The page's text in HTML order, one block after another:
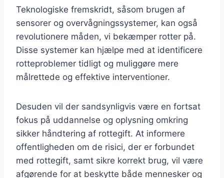
Teknologiske fremskridt, såsom brugen af
sensorer og overvågningssystemer, kan også
revolutionere måden, vi bekæmper rotter på.
Disse systemer kan hjælpe med at identificere
rotteproblemer tidligt og muliggøre mere
målrettede og effektive interventioner.
Desuden vil der sandsynligvis være en fortsat
fokus på uddannelse og oplysning omkring
sikker håndtering af rottegift. At informere
offentligheden om de risici, der er forbundet
med rottegift, samt sikre korrekt brug, vil være
afgørende for at beskytte både mennesker og